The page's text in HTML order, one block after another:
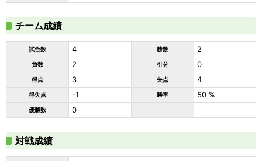
チーム成績
試合数 4 勝数 2
負数 2 引分 0
得点 3 失点 4
得失点 -1 勝率 50 %
優勝数 0
対戦成績